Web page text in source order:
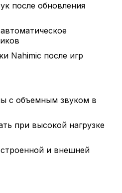
после обновления
Nahimic после игр
с объемным звуком в
при высокой нагрузке
и внешней